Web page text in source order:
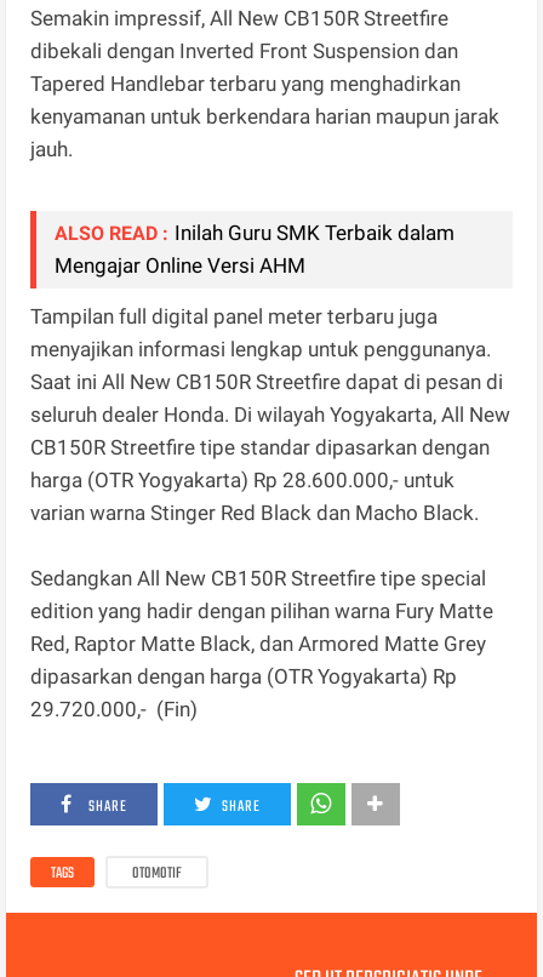
Semakin impressif, All New CB150R Streetfire
dibekali dengan Inverted Front Suspension dan
Tapered Handlebar terbaru yang menghadirkan
kenyamanan untuk berkendara harian maupun jarak
jauh.
ALSO READ : Inilah Guru SMK Terbaik dalam
Mengajar Online Versi AHM
Tampilan full digital panel meter terbaru juga
menyajikan informasi lengkap untuk penggunanya.
Saat ini All New CB150R Streetfire dapat di pesan di
seluruh dealer Honda. Di wilayah Yogyakarta, All New
CB150R Streetfire tipe standar dipasarkan dengan
harga (OTR Yogyakarta) Rp 28.600.000,- untuk
varian warna Stinger Red Black dan Macho Black.
Sedangkan All New CB150R Streetfire tipe special
edition yang hadir dengan pilihan warna Fury Matte
Red, Raptor Matte Black, dan Armored Matte Grey
dipasarkan dengan harga (OTR Yogyakarta) Rp
29.720.000,- (Fin)
SHARE SHARE
TAGS OTOMOTIF